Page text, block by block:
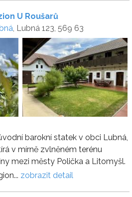
U Roušarů
, Lubná 123, 569 63
barokní statek v obci Lubná,
v mírně zvlněném terénu
mezi městy Polička a Litomyšl.
zobrazit detail